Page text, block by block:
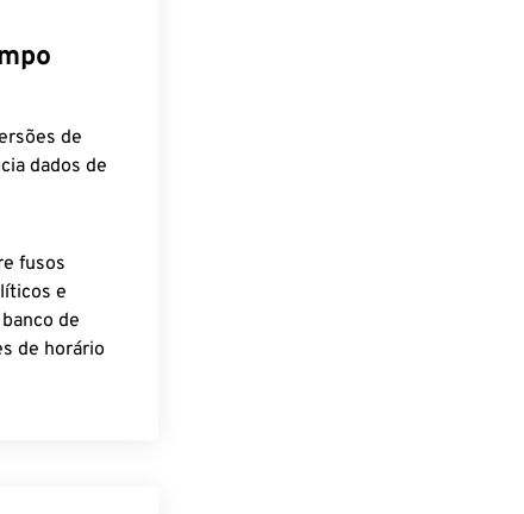
de
dados de
fusos
e
de
de horário